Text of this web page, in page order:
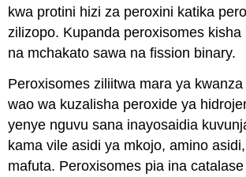
kwa protini hizi za peroxini katika
zilizopo. Kupanda peroxisomes kisha
na mchakato sawa na fission binary.
Peroxisomes ziliitwa mara ya
wao wa kuzalisha peroxide ya
yenye nguvu sana inayosaidia
kama vile asidi ya mkojo, amino
mafuta. Peroxisomes pia ina